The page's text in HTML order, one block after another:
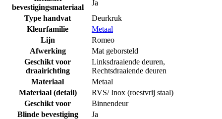
bevestigingsmateriaal
Ja
Type handvat
Deurkruk
Kleurfamilie
Metaal
Lijn
Romeo
Afwerking
Mat geborsteld
Geschikt voor
draairichting
Linksdraaiende deuren,
Rechtsdraaiende deuren
Materiaal
Metaal
Materiaal (detail)
RVS/ Inox (roestvrij staal)
Geschikt voor
Binnendeur
Blinde bevestiging
Ja